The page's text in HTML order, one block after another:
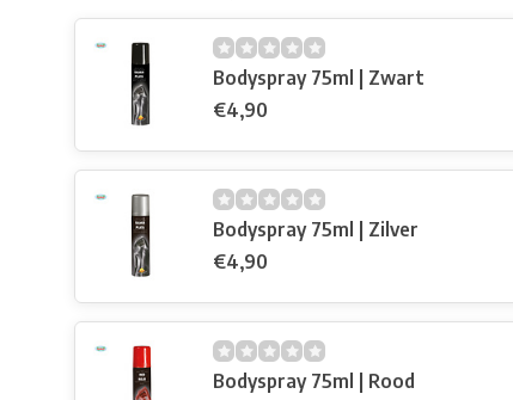
Bodyspray 75ml | Zwart
€4,90
Bodyspray 75ml | Zilver
€4,90
Bodyspray 75ml | Rood